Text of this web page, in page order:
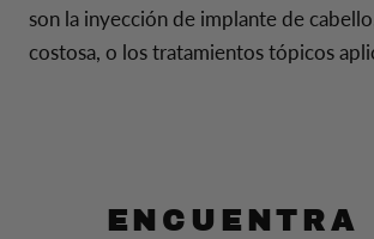
son la inyección de implante de
costosa, o los tratamientos tópicos
ENCUENTRA